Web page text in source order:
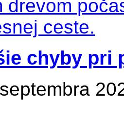
chyby pri